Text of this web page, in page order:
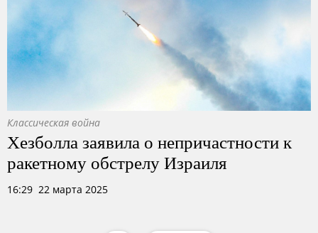
Классическая война
Хезболла заявила о непричастности к
ракетному обстрелу Израиля
16:29 22 марта 2025